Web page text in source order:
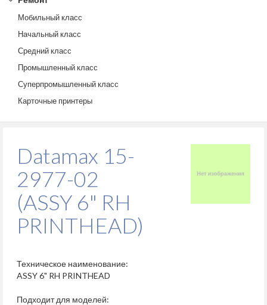
Мобильный класс
Начальный класс
Средний класс
Промышленный класс
Суперпромышленный класс
Карточные принтеры
Datamax 15-
2977-02
(ASSY 6" RH
PRINTHEAD)
Техническое наименование:
ASSY 6" RH PRINTHEAD
Подходит для моделей: